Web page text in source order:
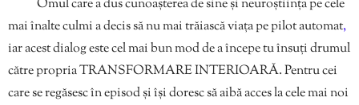
Omul care a dus cunoașterea de sine și neuroștiința pe cele
mai înalte culmi a decis să nu mai trăiască viața pe pilot automat,
iar acest dialog este cel mai bun mod de a începe tu însuți drumul
către propria TRANSFORMARE INTERIOARĂ. Pentru cei
care se regăsesc în episod și își doresc să aibă acces la cele mai noi